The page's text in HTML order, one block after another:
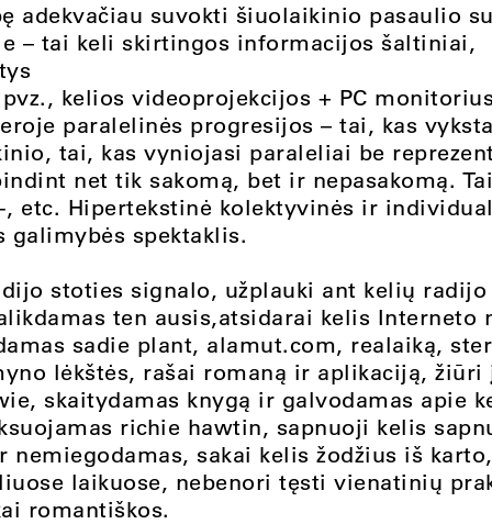
adekvačiau suvokti šiuolaikinio pasaulio
– tai keli skirtingos informacijos šaltiniai,
kelios videoprojekcijos + PC
paralelinės progresijos – tai, kas
tai, kas vyniojasi paraleliai be
net tik sakomą, bet ir nepasakomą.
etc. Hipertekstinė kolektyvinės ir
galimybės spektaklis.
stoties signalo, užplauki ant kelių radijo
ten ausis,atsidarai kelis Interneto
sadie plant, alamut.com, realaiką,
lėkštės, rašai romaną ir aplikaciją,
skaitydamas knygą ir galvodamas apie
richie hawtin, sapnuoji kelis
nemiegodamas, sakai kelis žodžius iš
laikuose, nebenori tęsti vienatinių
romantiškos.